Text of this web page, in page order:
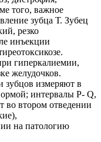
того, важное
зубца Т. Зубец
резко
инъекции
гиперкалиемии,
желудочков.
зубцов измеряют в
интервалы P- Q,
во втором отведении
на патологию